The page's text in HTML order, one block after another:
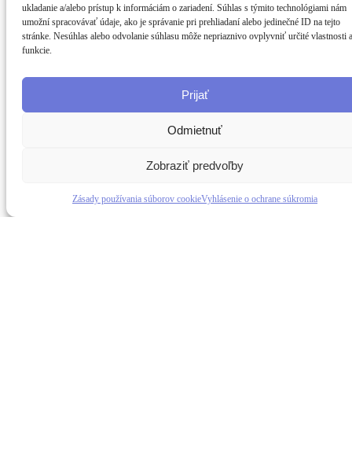
ukladanie a/alebo prístup k informáciám o zariadení. Súhlas s týmito technológiami nám
umožní spracovávať údaje, ako je správanie pri prehliadaní alebo jedinečné ID na tejto
stránke. Nesúhlas alebo odvolanie súhlasu môže nepriaznivo ovplyvniť určité vlastnosti a
funkcie.
Prijať
Odmietnuť
Zobraziť predvoľby
Zásady používania súborov cookieVyhlásenie o ochrane súkromia